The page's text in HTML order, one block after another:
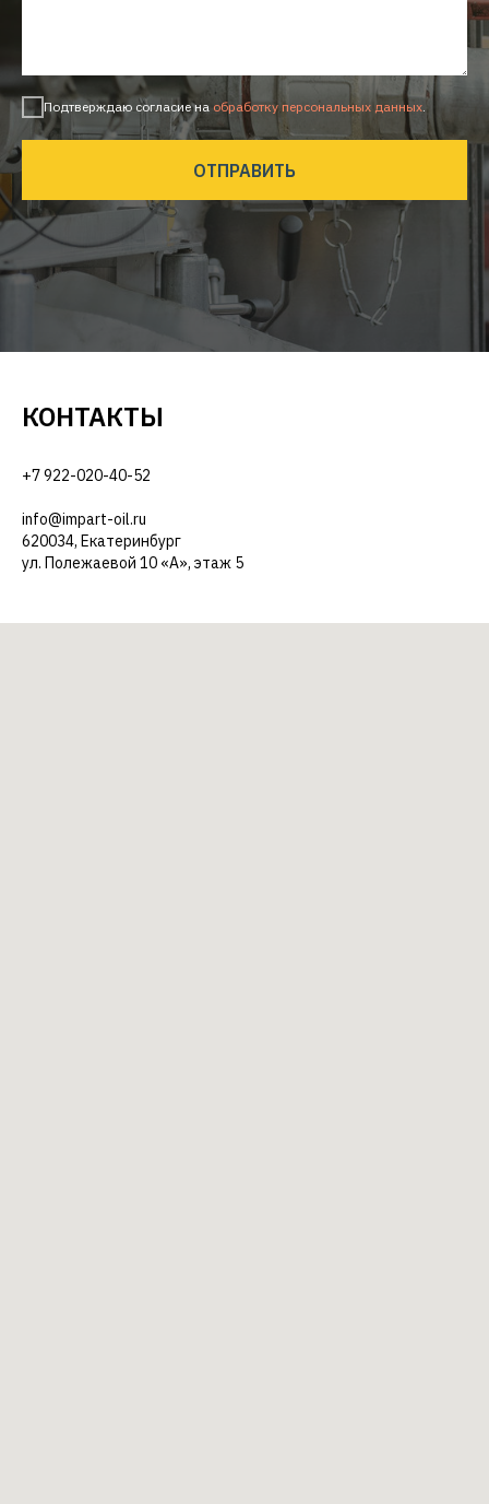
Подтверждаю согласие на обработку персональных данных
ОТПРАВИТЬ
КОНТАКТЫ
+7 922-020-40-52
info@impart-oil.ru
620034, Екатеринбург
ул. Полежаевой 10 «А», этаж 5